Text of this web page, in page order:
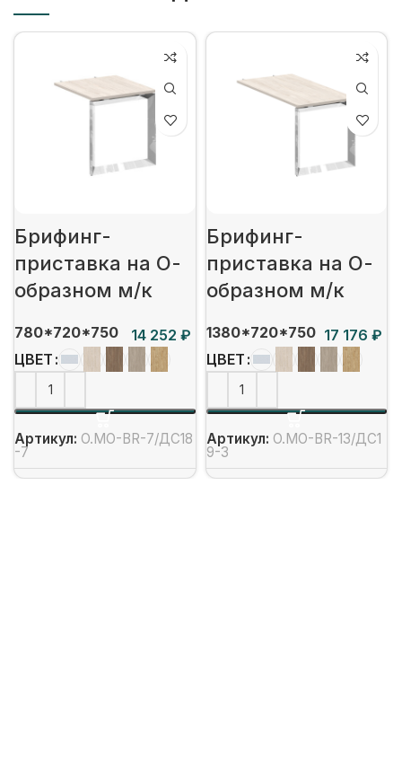
Брифинг-
приставка на О-
образном м/к
780*720*750
₽
ЦВЕТ
Артикул: O.MO-BR-7/ДС18
-7
Брифинг-
приставка на О-
образном м/к
1380*720*750
₽
ЦВЕТ
Артикул: O.MO-BR-13/ДС1
9-3